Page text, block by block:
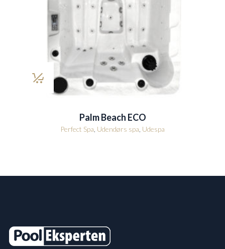
Palm Beach ECO
Perfect Spa Udendørs spa Udespa